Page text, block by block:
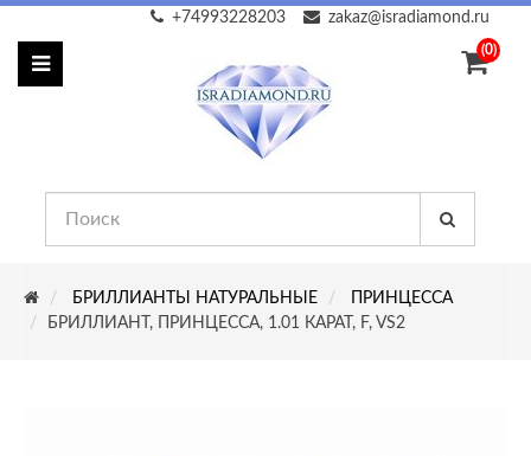
zakaz@isradiamond.ru
+74993228203
(0)
БРИЛЛИАНТЫ НАТУРАЛЬНЫЕ
ПРИНЦЕССА
БРИЛЛИАНТ, ПРИНЦЕССА, 1.01 КАРАТ, F, VS2